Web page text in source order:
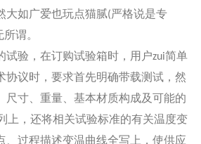
大如广爱也玩点猫腻(严格说是专
谓。
试验，在订购试验箱时，用户zui简单
协议时，要求首先明确带载测试，然
尺寸、重量、基本材质构成及可能的
上，还将相关试验标准的有关温度变
、过程描述变温曲线全写上，使供应